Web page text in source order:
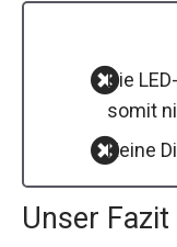
Die
somit
Keine
Unser Fazit